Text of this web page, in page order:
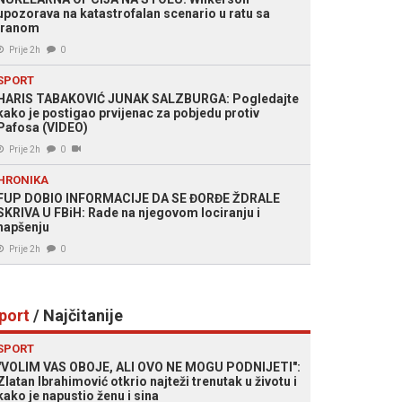
na katastrofalan scenario u ratu sa
Prije 2h 0
TABAKOVIĆ JUNAK SALZBURGA: Pogledajte
je postigao prvijenac za pobjedu protiv
(VIDEO)
Prije 2h 0
DOBIO INFORMACIJE DA SE ĐORĐE ŽDRALE
U FBiH: Rade na njegovom lociranju i
Prije 2h 0
/ Najčitanije
VAS OBOJE, ALI OVO NE MOGU PODNIJETI":
Ibrahimović otkrio najteži trenutak u životu i
je napustio ženu i sina